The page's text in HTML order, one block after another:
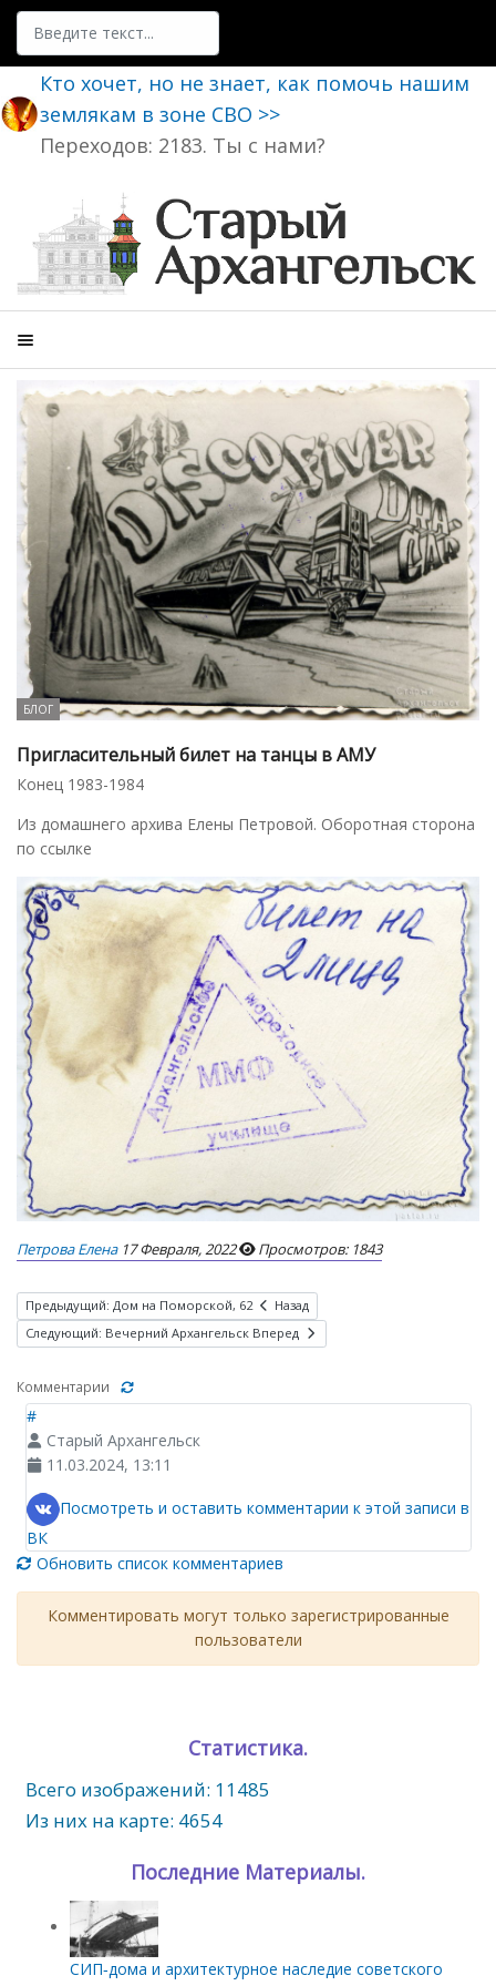
Поиск
Кто хочет, но не знает, как помочь нашим
землякам в зоне СВО >>
Переходов: 2183. Ты с нами?
БЛОГ
Пригласительный билет на танцы в АМУ
Конец 1983-1984
Из домашнего архива Елены Петровой. Оборотная сторона
по ссылке
Петрова Елена 17 Февраля, 2022 Просмотров: 1843
Предыдущий: Дом на Поморской, 62
Назад
Следующий: Вечерний Архангельск Вперед
Комментарии
#
Старый Архангельск
11.03.2024, 13:11
Посмотреть и оставить комментарии к этой записи в
ВК
Обновить список комментариев
Комментировать могут только зарегистрированные
пользователи
Статистика.
Всего изображений: 11485
Из них на карте: 4654
Последние Материалы.
СИП‑дома и архитектурное наследие советского